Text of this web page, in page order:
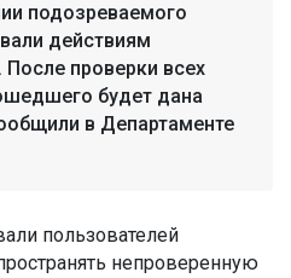
подозреваемого
действиям
проверки всех
будет дана
в Департаменте
пользователей
непроверенную